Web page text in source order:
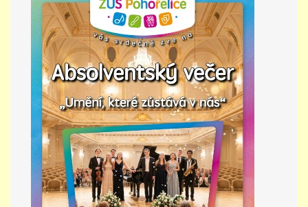
DOTACE
GDPR
ZUŠ Pohořelice
Školní 462
Pohořelice
691 23